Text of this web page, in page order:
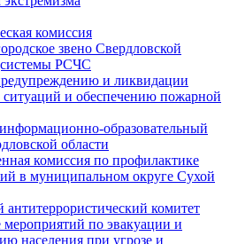
комиссия
звено Свердловской
РСЧС
и ликвидации
и обеспечению пожарной
образовательный
области
комиссия по профилактике
в муниципальном округе Сухой
комитет
по эвакуации и
населения при угрозе и